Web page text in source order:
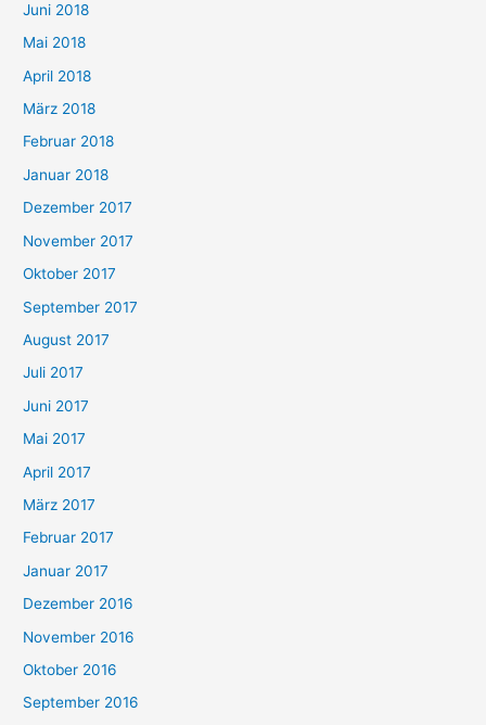
Juni 2018
Mai 2018
April 2018
März 2018
Februar 2018
Januar 2018
Dezember 2017
November 2017
Oktober 2017
September 2017
August 2017
Juli 2017
Juni 2017
Mai 2017
April 2017
März 2017
Februar 2017
Januar 2017
Dezember 2016
November 2016
Oktober 2016
September 2016